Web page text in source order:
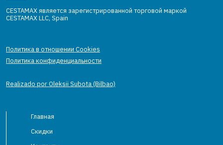
CESTAMAX является зарегистрированной торговой маркой
CESTAMAX LLC, Spain
Политика в отношении Cookies
Политика конфиденциальности
Realizado por Oleksii Subota (Bilbao)
Главная
Скидки